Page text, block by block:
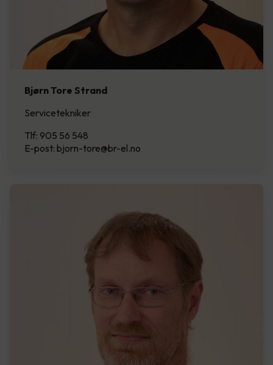
Bjørn Tore Strand
Servicetekniker
Tlf: 905 56 548
E-post: bjorn-tore@br-el.no